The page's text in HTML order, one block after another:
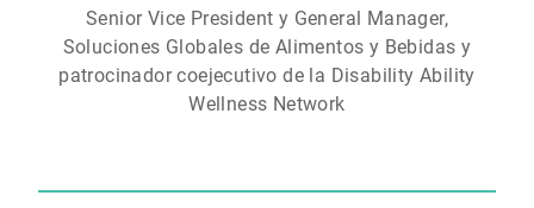
Senior Vice President y General Manager,
Soluciones Globales de Alimentos y Bebidas y
patrocinador coejecutivo de la Disability Ability
Wellness Network